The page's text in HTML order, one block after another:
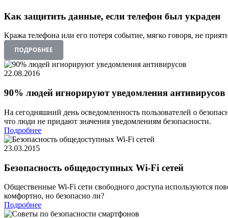
Новости
Оплата
Доставка
Контакты
8
(800)
250-
16-
info@store-
kaspersky.ru
Как защитить данные, если телефон был украден
Кража телефона или его потеря событие, мягко говоря, не
ПОДРОБНЕЕ
22.08.2016
90% людей игнорируют уведомления антивирусов
На сегодняшний день осведомленность пользователей о
что люди не придают значения уведомлениям безопасности.
Подробнее
23.03.2015
Безопасность общедоступных Wi-Fi сетей
Общественные Wi-Fi сети свободного доступа используются
комфортно, но безопасно ли?
Подробнее